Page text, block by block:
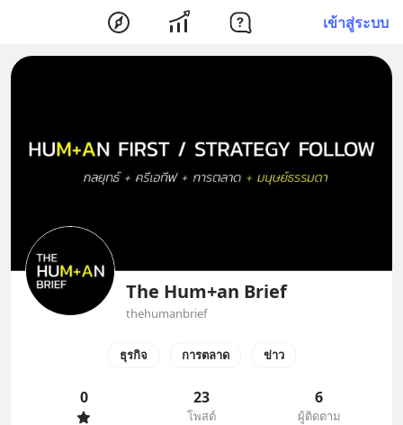
เข้าสู่ระบบ
The Hum+an Brief
thehumanbrief
ธุรกิจ การตลาด ข่าว
0 23
โพสต์
6
ผู้ติดตาม